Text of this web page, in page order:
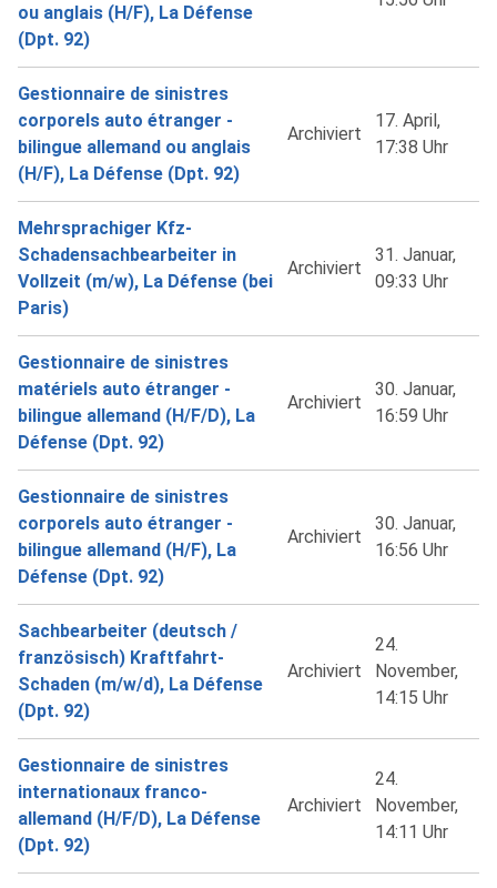
ou anglais (H/F), La Défense
(Dpt. 92)
Gestionnaire de sinistres
corporels auto étranger -
bilingue allemand ou anglais
(H/F), La Défense (Dpt. 92)
Archiviert
17. April,
17:38 Uhr
Mehrsprachiger Kfz-
Schadensachbearbeiter in
Vollzeit (m/w), La Défense (bei
Paris)
Archiviert
31. Januar,
09:33 Uhr
Gestionnaire de sinistres
matériels auto étranger -
bilingue allemand (H/F/D), La
Défense (Dpt. 92)
Archiviert
30. Januar,
16:59 Uhr
Gestionnaire de sinistres
corporels auto étranger -
bilingue allemand (H/F), La
Défense (Dpt. 92)
Archiviert
30. Januar,
16:56 Uhr
Sachbearbeiter (deutsch /
französisch) Kraftfahrt-
Schaden (m/w/d), La Défense
(Dpt. 92)
Archiviert
24.
November,
14:15 Uhr
Gestionnaire de sinistres
internationaux franco-
allemand (H/F/D), La Défense
(Dpt. 92)
Archiviert
24.
November,
14:11 Uhr